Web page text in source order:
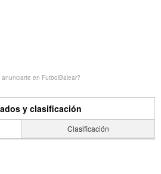
anunciarte en FutbolBalear?
y clasificación
Clasificación